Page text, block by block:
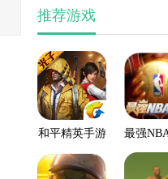
推荐游戏
和平精英手游 最强